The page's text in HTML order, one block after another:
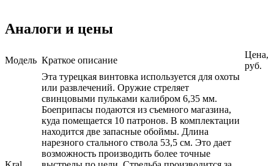
Аналоги и цены
Модель Краткое описание
Цена,
руб.
Эта турецкая винтовка используется для охоты
или развлечений. Оружие стреляет
свинцовыми пульками калибром 6,35 мм.
Боеприпасы подаются из съемного магазина,
куда помещается 10 патронов. В комплектации
находится две запасные обоймы. Длина
нарезного стального ствола 53,5 см. Это дает
возможность производить более точные